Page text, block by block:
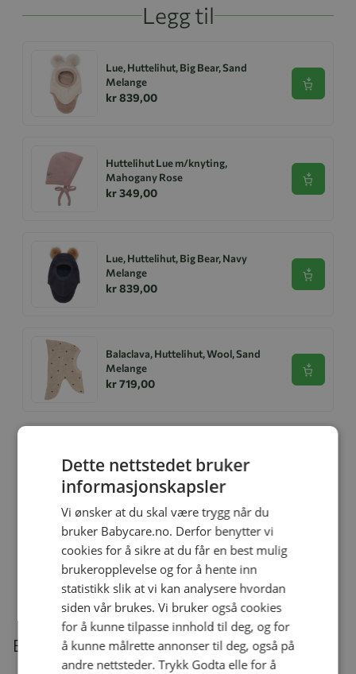
Legg til
Lue, Huttelihut, Big Bear, Sand
Melange
kr 839,00
Se
Huttelihut Lue m/knyting,
Mahogany Rose
kr 349,00
Se
Lue, Huttelihut, Big Bear, Navy
Melange
kr 839,00
Se
Balaclava, Huttelihut, Wool, Sand
Melange
kr 719,00
Se
Rose
kr 319,00
Balaclava, Huttelihut, Wool Teddy,
Cobblestone
kr 519,00
Beskrivelse
Dette nettstedet bruker
informasjonskapsler
Vi ønsker at du skal være trygg når du
bruker Babycare.no. Derfor benytter vi
cookies for å sikre at du får en best mulig
brukeropplevelse og for å hente inn
statistikk slik at vi kan analysere hvordan
siden vår brukes. Vi bruker også cookies
for å kunne tilpasse innhold til deg, og for
å kunne målrette annonser til deg, også på
andre nettsteder. Trykk Godta elle for å